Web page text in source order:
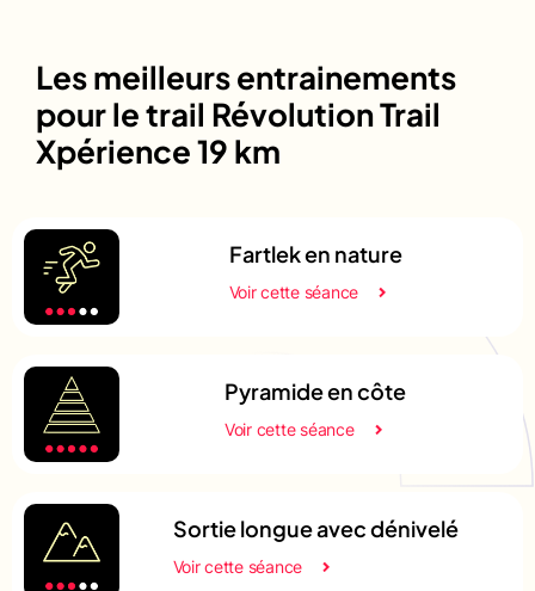
Les meilleurs entrainements
pour le trail Révolution Trail
Xpérience 19 km
Fartlek en nature
Voir cette séance
Pyramide en côte
Voir cette séance
Sortie longue avec dénivelé
Voir cette séance